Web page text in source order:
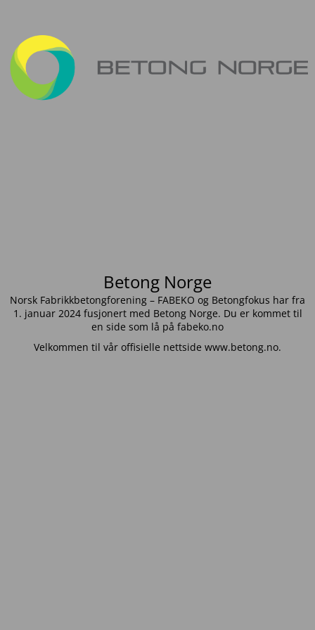
Betong Norge
Norsk Fabrikkbetongforening – FABEKO og Betongfokus har fra
1. januar 2024 fusjonert med Betong Norge. Du er kommet til
en side som lå på fabeko.no
Velkommen til vår offisielle nettside www.betong.no.